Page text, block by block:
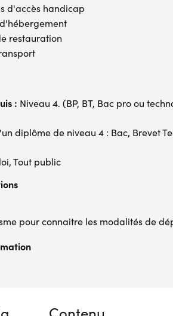
d'accès handicap
restauration
: Niveau 4. (BP, BT, Bac pro ou
diplôme de niveau 4 : Bac, Brevet
Tout public
pour connaitre les modalités de